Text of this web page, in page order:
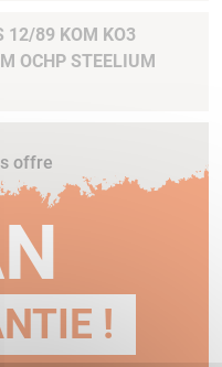
12/89 KOM KO3
OCHP STEELIUM
offre
!